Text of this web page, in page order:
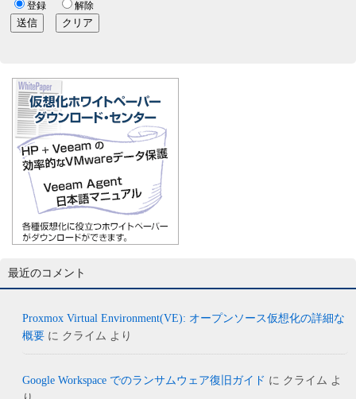
最近のコメント
Proxmox Virtual Environment(VE): オープンソース仮想化の詳細な
概要 に クライム より
Google Workspace でのランサムウェア復旧ガイド に クライム よ